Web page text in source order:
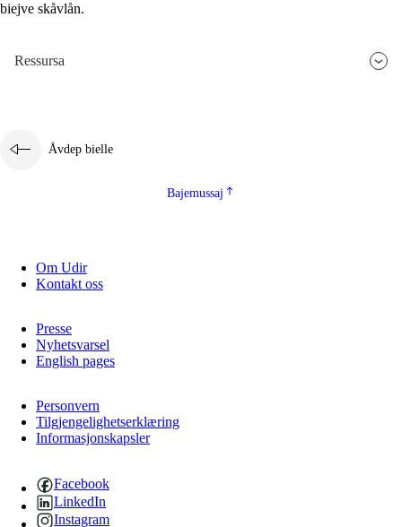
biejve skåvlån.
Ressursa
Åvdep bielle
Bajemussaj
Om Udir
Kontakt oss
Presse
Nyhetsvarsel
English pages
Personvern
Tilgjengelighetserklæring
Informasjonskapsler
Facebook
LinkedIn
Instagram